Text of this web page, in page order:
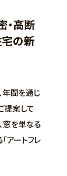
・高断
宅の新
年間を通じ
提案して
窓を単なる
アートフレ